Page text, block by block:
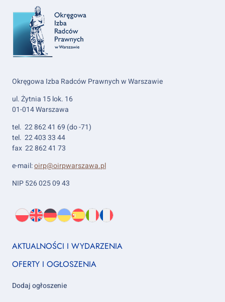
Okręgowa Izba Radców Prawnych w Warszawie
ul. Żytnia 15 lok. 16
01-014 Warszawa
tel. 22 862 41 69 (do -71)
tel. 22 403 33 44
fax 22 862 41 73
e-mail:oirp@oirpwarszawa.pl
NIP 526 025 09 43
Wybierz
język:
PL
O
EN
About
DE
About
UK
About
ES
About
IT
About
FR
About
Footer
1
AKTUALNOŚCI I WYDARZENIA
OFERTY I OGŁOSZENIA
Dodaj ogłoszenie